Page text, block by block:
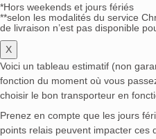
*Hors weekends et jours fériés
**selon les modalités du service
de livraison n’est pas disponible
X
Voici un tableau estimatif (non
fonction du moment où vous
choisir le bon transporteur en
Prenez en compte que les jours
points relais peuvent impacter ces